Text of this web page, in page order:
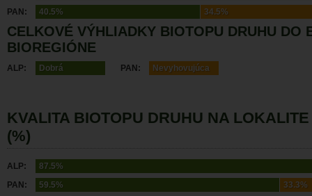
PAN:
40.5% 34.5%
CELKOVÉ VÝHLIADKY BIOTOPU DRUHU DO
BIOREGIÓNE
ALP: Dobrá PAN: Nevyhovujúca
KVALITA BIOTOPU DRUHU NA
(%)
ALP:
87.5%
PAN:
59.5% 33.3%